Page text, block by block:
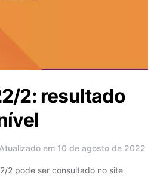
2: resultado
Atualizado em 10 de agosto de 2022
2 pode ser consultado no site